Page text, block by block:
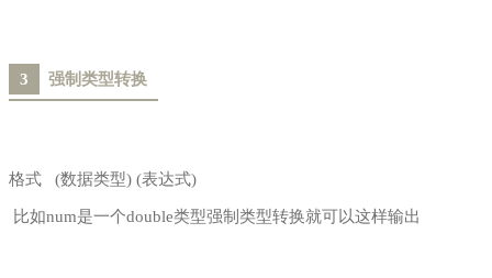
3 强制类型转换
格式 (数据类型) (表达式)
比如num是一个double类型强制类型转换就可以这样输出